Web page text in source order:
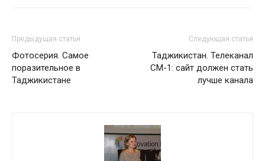
Предыдущая статья
Фотосерия. Самое
поразительное в
Таджикистане
Следующая статья
Таджикистан. Телеканал
СМ-1: сайт должен стать
лучше канала